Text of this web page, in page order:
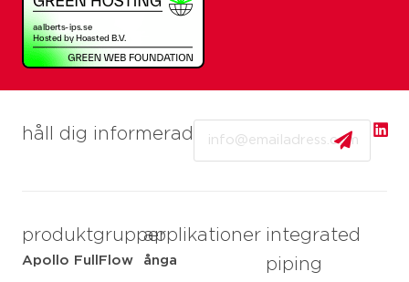
håll dig informerad
produktgrupper
Apollo FullFlow
applikationer
ånga
integrated
piping